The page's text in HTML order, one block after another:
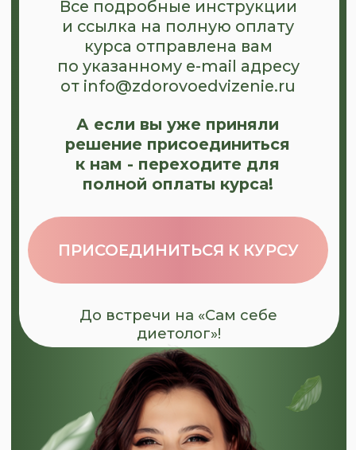
До встречи на «Сам себе
диетолог»!
А если вы уже приняли
решение присоединиться
к нам - переходите для
полной оплаты курса!